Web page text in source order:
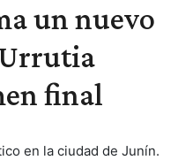
un nuevo
final
en la ciudad de Junín.